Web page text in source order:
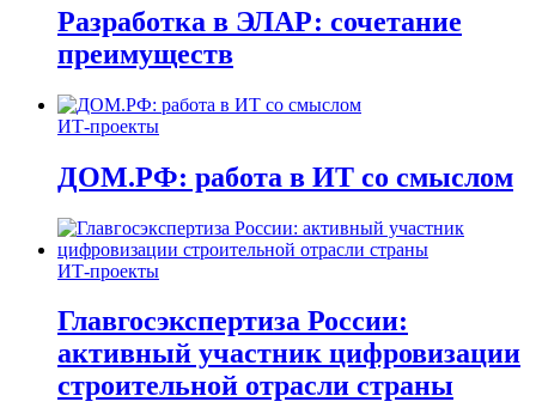
Разработка в ЭЛАР: сочетание
преимуществ
ИТ-проекты
ДОМ.РФ: работа в ИТ со смыслом
ИТ-проекты
Главгосэкспертиза России:
активный участник цифровизации
строительной отрасли страны